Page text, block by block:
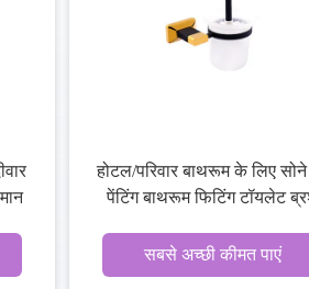
बाथरूम सहायक
डिस्पेंसर
पाएं
ठोस पीतल बाथरूम
दोहरी बाथरूम
सबसे अच्छी